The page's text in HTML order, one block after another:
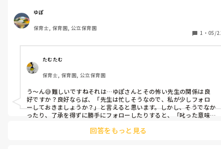
わず慰めたくなりますが、無視せざるを得ません。
叱った後のアフターケアは、もちろん叱った本人がした方がいい
ことは分かっていますが、本人がしていない場合、別の先生がし
もちろん、「あの先生怖かったね」「〇〇ちゃんは悪くないよ」
と叱られた内容自体や叱った先生自身の関わりを否定するわけで
はありません。抱きしめたり、「これをしたかったんだね」と、
その子の思いをうけとめたりするなどです。
ゆぽ
保育士, 保育園, 公立保育園
1 ・ 05/
たむたむ
保育士, 保育園, 公立保育園
う〜ん😅難しいですねそれは…ゆぽさんとその怖い先生の関係は良
好ですか？良好ならば、「先生は忙しそうなので、私が少しフォロ
ーしておきましょうか？」と言えると思います。しかし、そうでなか
ったり、了承を得ずに勝手にフォローしたりすると、「叱った意味
ないのは、フォローするタイミングを図っているのかもしれない
回答をもっと見る